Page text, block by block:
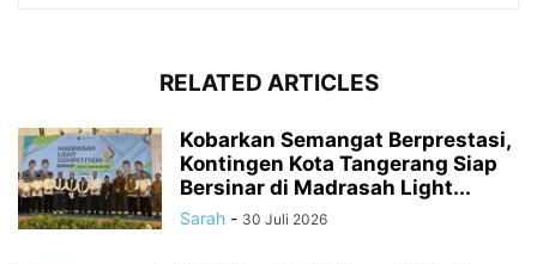
RELATED ARTICLES
Kobarkan Semangat Berprestasi,
Kontingen Kota Tangerang Siap
Bersinar di Madrasah Light...
Sarah - 30 Juli 2026